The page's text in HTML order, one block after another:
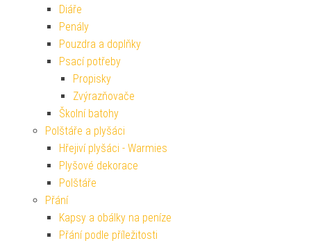
Diáře
Penály
Pouzdra a doplňky
Psací potřeby
Propisky
Zvýrazňovače
Školní batohy
Polštáře a plyšáci
Hřejiví plyšáci - Warmies
Plyšové dekorace
Polštáře
Přání
Kapsy a obálky na peníze
Přání podle příležitosti